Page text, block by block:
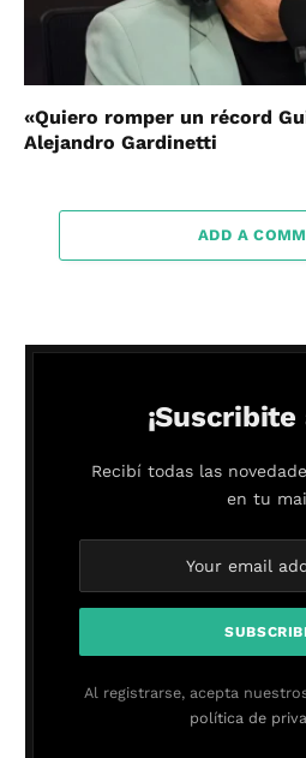
«Quiero romper un récord
Alejandro Gardinetti
ADD A
¡Suscribite
Recibí todas las
en tu
Al registrarse, acepta
política de